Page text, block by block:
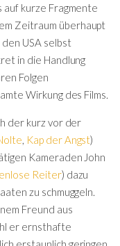
kurze Fragmente
Zeitraum überhaupt
USA selbst
in die Handlung
Folgen
Wirkung des Films.
der kurz vor der
Kap der Angst)
Kameraden John
Reiter) dazu
zu schmuggeln.
Freund aus
er ernsthafte